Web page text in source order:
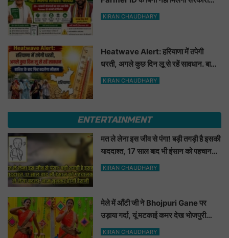
फायदा
KIRAN CHAUDHARY
Heatwave Alert: हरियाणा में तपेगी
धरती, अगले कुछ दिन लू से रहें सावधान. बारिश
के बाद फिर बदलेगा मौसम
KIRAN CHAUDHARY
ENTERTAINMENT
मत ले लेना इस जीव से पंगा! बड़ी तगड़ी है इसकी
याददाश्त, 17 साल बाद भी इंसान को पहचानकर
ले लेगा बदला, नाम सुनकर होगी हैरानी...
KIRAN CHAUDHARY
मेले में आँटी जी ने Bhojpuri Gane पर
उड़ाया गर्दा, यूं मटकाई कमर देख भोजपुरी
हसीनाएं भी शरमाई a
KIRAN CHAUDHARY